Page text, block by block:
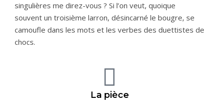
singulières me direz-vous ? Si l’on veut, quoique
souvent un troisième larron, désincarné le bougre, se
camoufle dans les mots et les verbes des duettistes de
chocs.
La pièce